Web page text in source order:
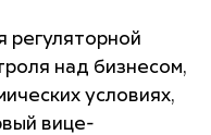
регуляторной
над бизнесом,
условиях,
вице-